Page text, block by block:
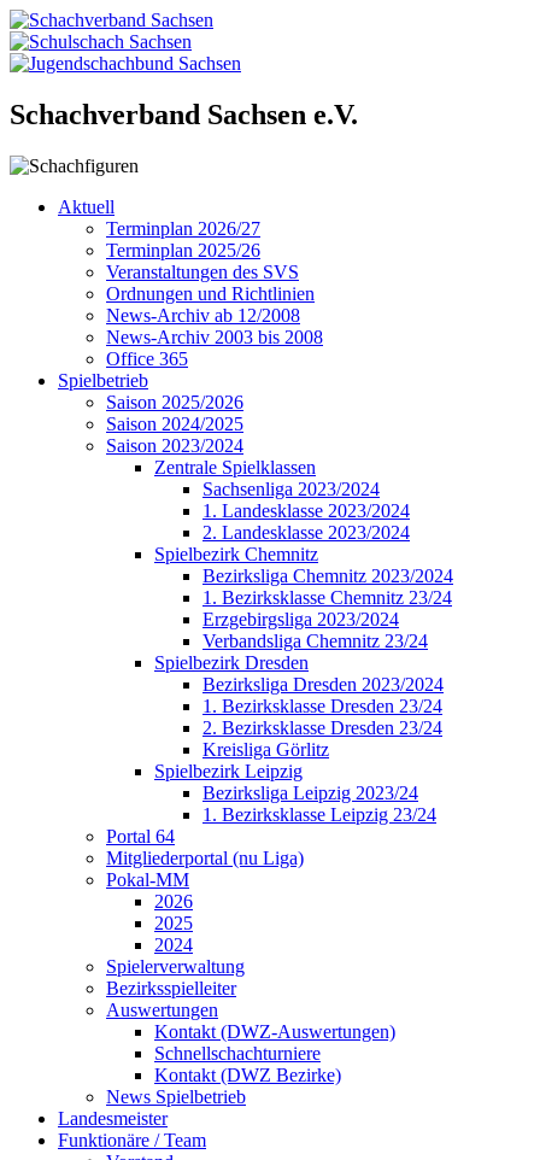
Schachverband Sachsen e.V.
Aktuell
Terminplan 2026/27
Terminplan 2025/26
Veranstaltungen des SVS
Ordnungen und Richtlinien
News-Archiv ab 12/2008
News-Archiv 2003 bis 2008
Office 365
Spielbetrieb
Saison 2025/2026
Saison 2024/2025
Saison 2023/2024
Zentrale Spielklassen
Sachsenliga 2023/2024
1. Landesklasse 2023/2024
2. Landesklasse 2023/2024
Spielbezirk Chemnitz
Bezirksliga Chemnitz 2023/2024
1. Bezirksklasse Chemnitz 23/24
Erzgebirgsliga 2023/2024
Verbandsliga Chemnitz 23/24
Spielbezirk Dresden
Bezirksliga Dresden 2023/2024
1. Bezirksklasse Dresden 23/24
2. Bezirksklasse Dresden 23/24
Kreisliga Görlitz
Spielbezirk Leipzig
Bezirksliga Leipzig 2023/24
1. Bezirksklasse Leipzig 23/24
Portal 64
Mitgliederportal (nu Liga)
Pokal-MM
2026
2025
2024
Spielerverwaltung
Bezirksspielleiter
Auswertungen
Kontakt (DWZ-Auswertungen)
Schnellschachturniere
Kontakt (DWZ Bezirke)
News Spielbetrieb
Landesmeister
Funktionäre / Team